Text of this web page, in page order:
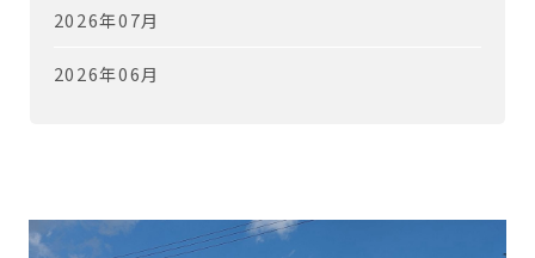
2026年07月
2026年06月